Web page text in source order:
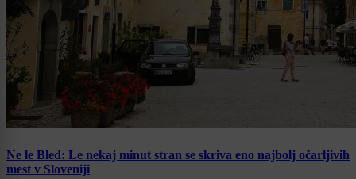
Ne le Bled: Le nekaj minut stran se skriva eno najbolj očarljivih
mest v Sloveniji